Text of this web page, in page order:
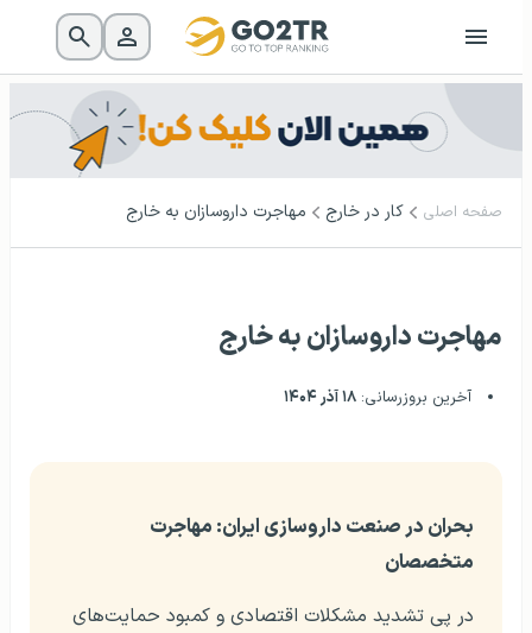
صفحه اصلی کار در خارج مهاجرت داروسازان به خارج
مهاجرت داروسازان به خارج
آخرین بروزرسانی: ۱۸ آذر ۱۴۰۴
بحران در صنعت داروسازی ایران: مهاجرت
متخصصان
در پی تشدید مشکلات اقتصادی و کمبود حمایت‌های